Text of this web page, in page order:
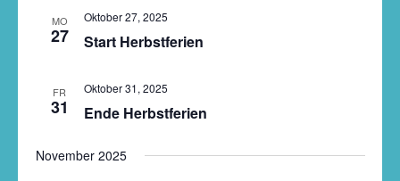
MO
27
Oktober 27, 2025
Start Herbstferien
FR
31
Oktober 31, 2025
Ende Herbstferien
November 2025